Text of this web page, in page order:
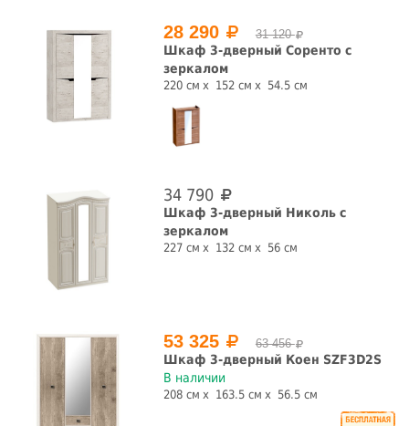
28 290 31 120
Шкаф 3-дверный Соренто с
зеркалом
220 см 152 см 54.5 см
34 790
Шкаф 3-дверный Николь с
зеркалом
227 см 132 см 56 см
53 325 63 456
Шкаф 3-дверный Коен SZF3D2S
В наличии
208 см 163.5 см 56.5 см